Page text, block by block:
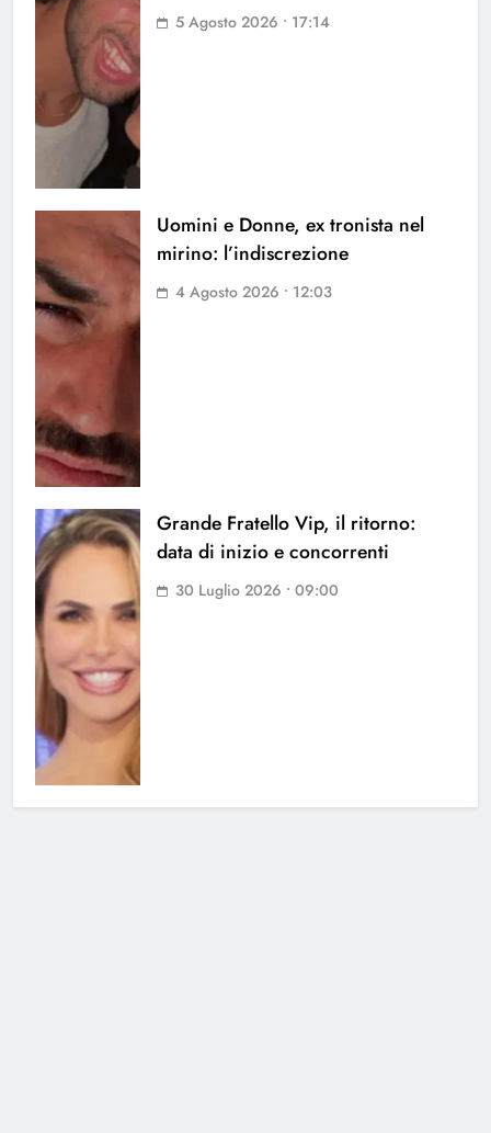
5 Agosto 2026 • 17:14
Uomini e Donne, ex tronista nel
mirino: l’indiscrezione
4 Agosto 2026 • 12:03
Grande Fratello Vip, il ritorno:
data di inizio e concorrenti
30 Luglio 2026 • 09:00